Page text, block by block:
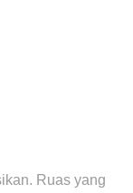
Ruas yang